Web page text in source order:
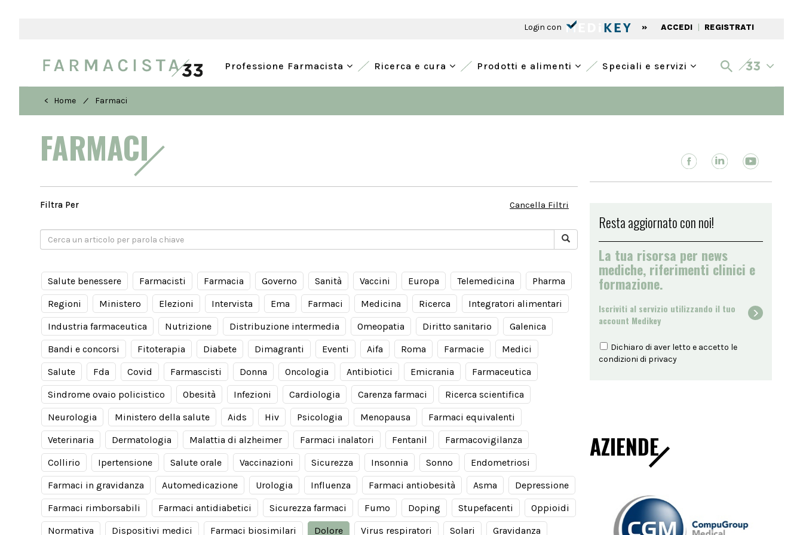
Login con » ACCEDI | REGISTRATI
Professione Farmacista Ricerca e cura Prodotti e alimenti Speciali e servizi
< Home / Farmaci
FARMACI
Filtra Per Cancella Filtri
Salute benessere Farmacisti Farmacia Governo Sanità Vaccini Europa Telemedicina
Pharma
Regioni
Ministero Elezioni Intervista Ema Farmaci Medicina Ricerca
Integratori alimentari
Industria farmaceutica
Nutrizione Distribuzione intermedia Omeopatia Diritto sanitario
Galenica
Bandi e concorsi
Fitoterapia Diabete Dimagranti Eventi Aifa Roma Farmacie
Medici
Salute
Fda Covid Farmascisti Donna Oncologia Antibiotici Emicrania
Farmaceutica
Sindrome ovaio policistico
Obesità Infezioni Cardiologia Carenza farmaci
Ricerca scientifica
Neurologia
Ministero della salute Aids Hiv Psicologia Menopausa
Farmaci equivalenti
Veterinaria
Dermatologia Malattia di alzheimer Farmaci inalatori Fentanil
Farmacovigilanza
Collirio
Ipertensione Salute orale Vaccinazioni Sicurezza Insonnia Sonno
Endometriosi
Farmaci in gravidanza
Automedicazione Urologia Influenza Farmaci antiobesità Asma
Depressione
Farmaci rimborsabili
Farmaci antidiabetici Sicurezza farmaci Fumo Doping Stupefacenti
Oppioidi
Normativa
Dispositivi medici Farmaci biosimilari Dolore Virus respiratori Solari Gravidanza
Resta aggiornato con noi!
La tua risorsa per news
mediche, riferimenti clinici e
formazione.
Iscriviti al servizio utilizzando il tuo
account Medikey
Dichiaro di aver letto e accetto le
condizioni di privacy
AZIENDE